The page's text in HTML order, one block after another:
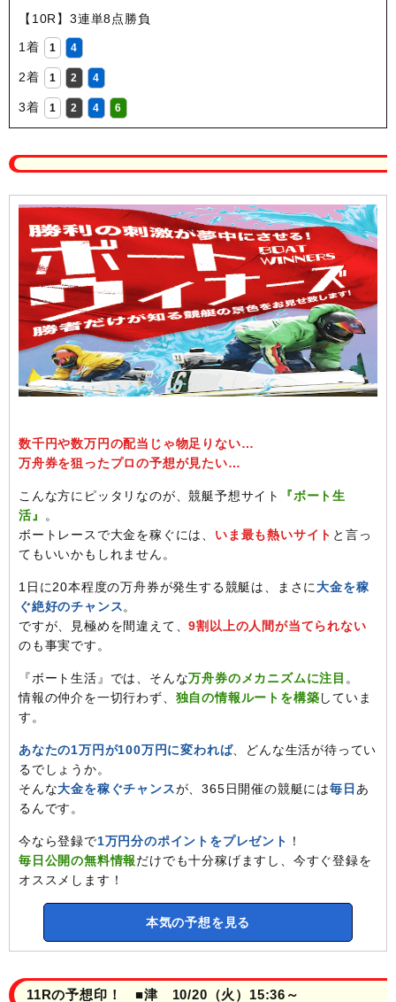
【10R】3連単8点勝負
1着
1 4
2着 1 2 4
3着 1 2 4 6
数千円や数万円の配当じゃ物足りない…
万舟券を狙ったプロの予想が見たい…
こんな方にピッタリなのが、競艇予想サイト
『ボート生
活』
。
ボートレースで大金を稼ぐには、 いま最も熱いサイト と言っ
てもいいかもしれません。
1日に20本程度の万舟券が発生する競艇は、まさに 大金を稼
ぐ絶好のチャンス。
ですが、見極めを間違えて、9割以上の人間が当てられない
のも事実です。
『ボート生活』では、そんな万舟券のメカニズムに注目 。
情報の仲介を一切行わず、 独自の情報ルートを構築していま
す。
あなたの1万円が100万円に変われば、どんな生活が待ってい
るでしょうか。
そんな大金を稼ぐチャンスが、365日開催の競艇には毎日 あ
るんです。
今なら登録で1万円分のポイントをプレゼント ！
毎日公開の無料情報だけでも十分稼げますし、今すぐ登録を
オススメします！
本気の予想を見る
11Rの予想印！ ■津 10/20（火）15:36～